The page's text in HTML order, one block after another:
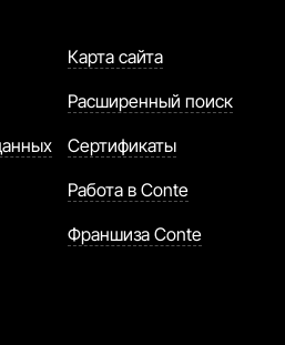
Карта сайта
Расширенный поиск
Сертификаты
Работа в Conte
Франшиза Conte